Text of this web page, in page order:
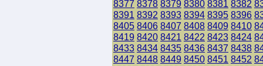
8377 8378 8379 8380 8381 8382
8391 8392 8393 8394 8395 8396
8405 8406 8407 8408 8409 8410
8419 8420 8421 8422 8423 8424
8433 8434 8435 8436 8437 8438
8447 8448 8449 8450 8451 8452